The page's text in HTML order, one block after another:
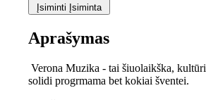
Įsiminti Įsiminta
Aprašymas
Verona Muzika - tai šiuolaikška,
solidi progrmama bet kokiai šventei.